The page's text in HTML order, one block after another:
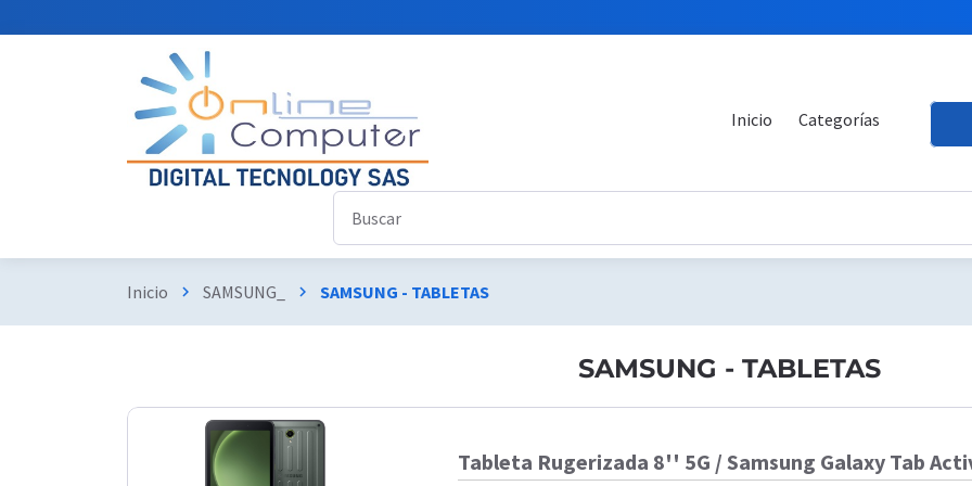
Inicio Categorías
Inicio chevron_right SAMSUNG_ chevron_right SAMSUNG - TABLETAS
SAMSUNG - TABLETAS
Tableta Rugerizada 8'' 5G / Samsung Galaxy Tab